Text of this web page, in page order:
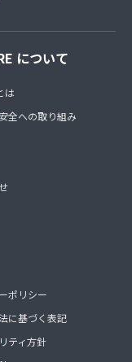
について
は
全への取り組み
ポリシー
に基づく表記
ティ方針